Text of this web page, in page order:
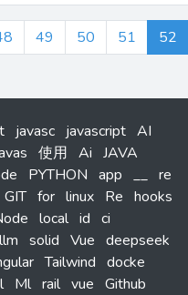
49 50 51 52
javasc javascript AI
使用 Ai JAVA
PYTHON app __ re
GIT for linux Re hooks
local id ci
llm solid Vue deepseek
Tailwind docke
Ml rail vue Github